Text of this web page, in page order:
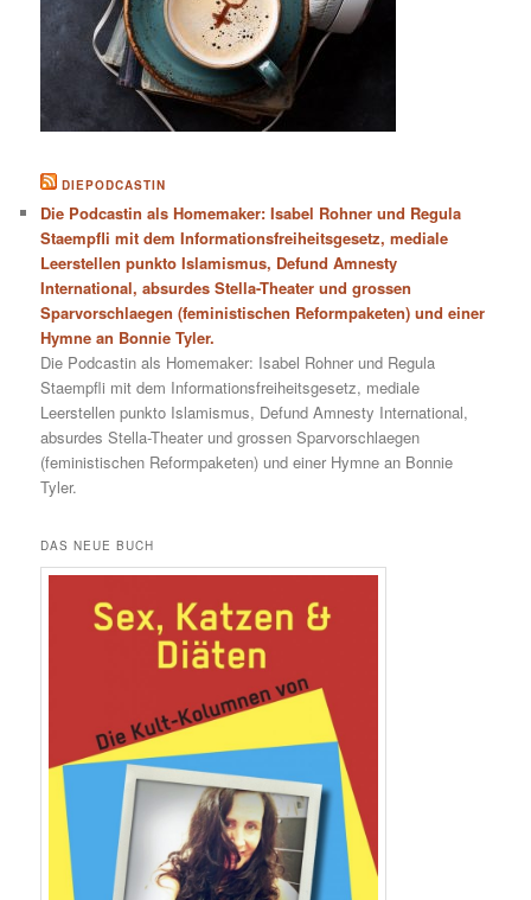
DIEPODCASTIN
Die Podcastin als Homemaker: Isabel Rohner und Regula
Staempfli mit dem Informationsfreiheitsgesetz, mediale
Leerstellen punkto Islamismus, Defund Amnesty
International, absurdes Stella-Theater und grossen
Sparvorschlaegen (feministischen Reformpaketen) und einer
Hymne an Bonnie Tyler.
Die Podcastin als Homemaker: Isabel Rohner und Regula
Staempfli mit dem Informationsfreiheitsgesetz, mediale
Leerstellen punkto Islamismus, Defund Amnesty International,
absurdes Stella-Theater und grossen Sparvorschlaegen
(feministischen Reformpaketen) und einer Hymne an Bonnie
Tyler.
DAS NEUE BUCH